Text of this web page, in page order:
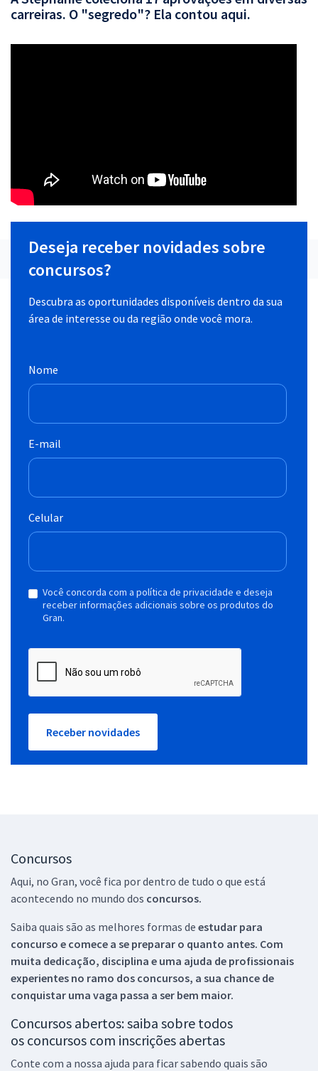
carreiras. O "segredo"? Ela contou aqui.
Deseja receber novidades sobre
concursos?
Descubra as oportunidades disponíveis dentro da sua
área de interesse ou da região onde você mora.
Nome
E-mail
Celular
Você concorda com a política de privacidade e deseja
receber informações adicionais sobre os produtos do
Gran.
Receber novidades
Concursos
Aqui, no Gran, você fica por dentro de tudo o que está
acontecendo no mundo dos concursos.
Saiba quais são as melhores formas de estudar para
concurso e comece a se preparar o quanto antes. Com
muita dedicação, disciplina e uma ajuda de profissionais
experientes no ramo dos concursos, a sua chance de
conquistar uma vaga passa a ser bem maior.
Concursos abertos: saiba sobre todos
os concursos com inscrições abertas
Conte com a nossa ajuda para ficar sabendo quais são